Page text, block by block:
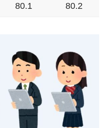
80.1 80.2